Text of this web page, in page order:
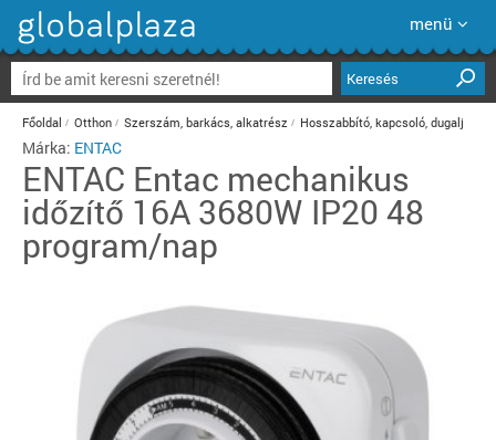
menü
Keresés
Főoldal Otthon Szerszám, barkács, alkatrész Hosszabbító, kapcsoló, dugalj
Márka: ENTAC
ENTAC Entac mechanikus
időzítő 16A 3680W IP20 48
program/nap